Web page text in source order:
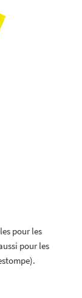
pour les
pour les